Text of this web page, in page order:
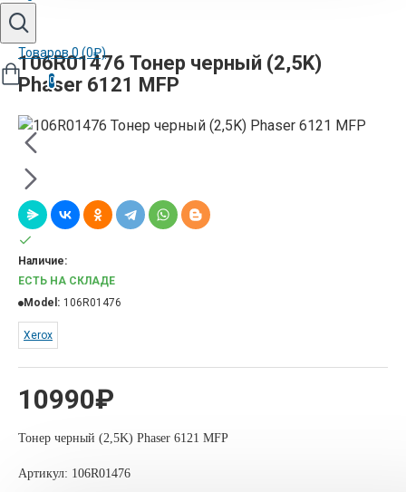
Товаров 0 (0₽)
0
106R01476 Тонер черный (2,5K)
Phaser 6121 MFP
10990₽
Наличие:
ЕСТЬ НА СКЛАДЕ
Model: 106R01476
Xerox
Тонер черный (2,5K) Phaser 6121 MFP
Артикул: 106R01476